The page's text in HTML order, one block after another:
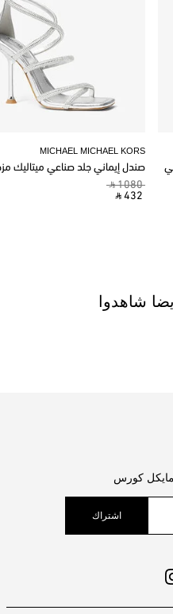
MICHAEL MICHAEL KORS
صندل إيماني جلد صناعي ميتاليك
‎ ⃁ 1080 ‎
‎ ⃁ 432 ‎
شاهدوا
كورس
اشتراك